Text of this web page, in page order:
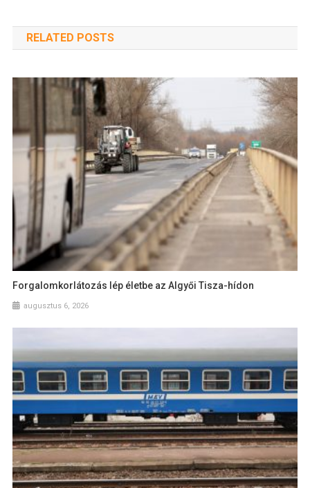
RELATED POSTS
Forgalomkorlátozás lép életbe az Algyői Tisza-hídon
augusztus 6, 2026